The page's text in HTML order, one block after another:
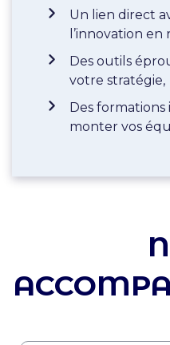
Un lien direct
l’innovation en
Des outils
votre stratégie,
Des
monter vos